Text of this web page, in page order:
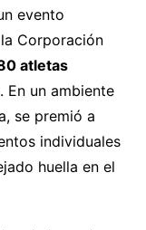
evento
Corporación
atletas
En un ambiente
se premió a
individuales
huella en el